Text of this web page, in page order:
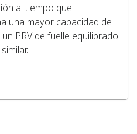
al tiempo que
una mayor capacidad de
PRV de fuelle equilibrado